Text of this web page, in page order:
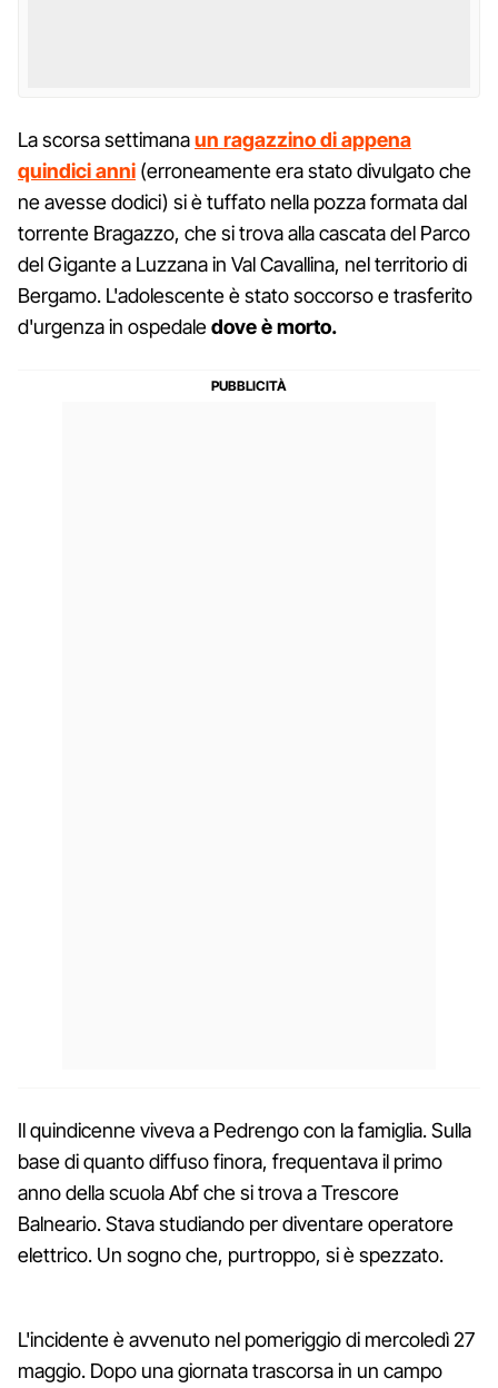
La scorsa settimanaun ragazzino di appena
quindici anni (erroneamente era stato divulgato che
ne avesse dodici) si è tuffato nella pozza formata dal
torrente Bragazzo, che si trova alla cascata del Parco
del Gigante a Luzzana in Val Cavallina, nel territorio di
Bergamo. L'adolescente è stato soccorso e trasferito
d'urgenza in ospedaledove è morto.
Il quindicenne viveva a Pedrengo con la famiglia. Sulla
base di quanto diffuso finora, frequentava il primo
anno della scuola Abf che si trova a Trescore
Balneario. Stava studiando per diventare operatore
elettrico. Un sogno che, purtroppo, si è spezzato.
L'incidente è avvenuto nel pomeriggio di mercoledì 27
maggio. Dopo una giornata trascorsa in un campo